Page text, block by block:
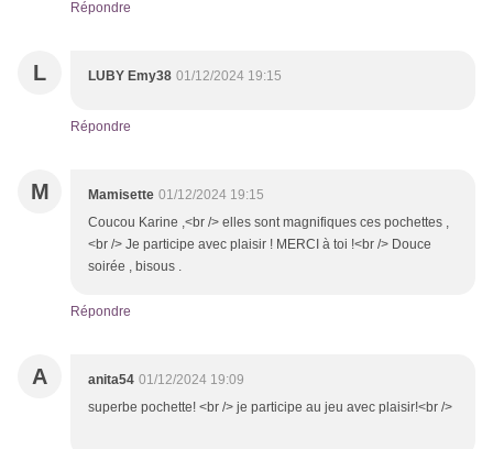
Répondre
L LUBY Emy38 01/12/2024 19:15
Répondre
M Mamisette 01/12/2024 19:15
Coucou Karine ,<br /> elles sont magnifiques ces pochettes ,
<br /> Je participe avec plaisir ! MERCI à toi !<br /> Douce
soirée , bisous .
Répondre
A anita54 01/12/2024 19:09
superbe pochette! <br /> je participe au jeu avec plaisir!<br />